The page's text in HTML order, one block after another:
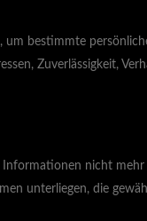
bestimmte
Zuverlässigkeit,
Informationen nicht
unterliegen, die